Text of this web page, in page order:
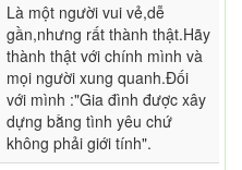
Là một người vui vẻ,dễ
gần,nhưng rất thành thật.Hãy
thành thật với chính mình và
mọi người xung quanh.Đối
với mình :"Gia đình được xây
dựng bằng tình yêu chứ
không phải giới tính".